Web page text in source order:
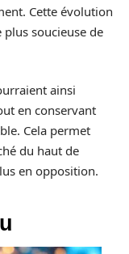
Cette évolution
soucieuse de
ainsi
en conservant
Cela permet
du haut de
en opposition.